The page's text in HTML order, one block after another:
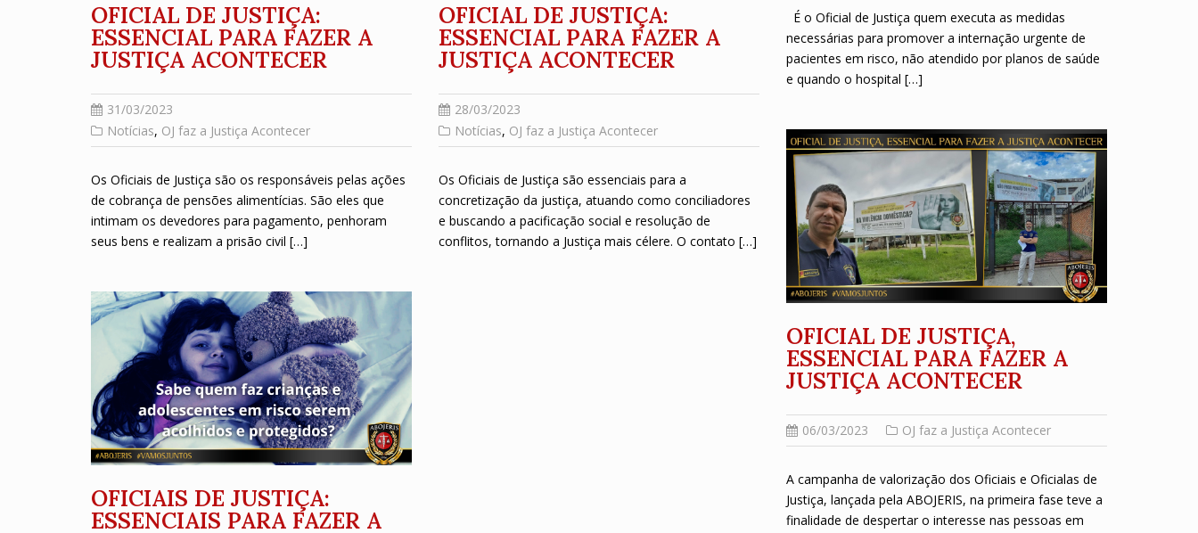
OFICIAL DE JUSTIÇA:
ESSENCIAL PARA FAZER A
JUSTIÇA ACONTECER
31/03/2023
Notícias, OJ faz a Justiça Acontecer
Os Oficiais de Justiça são os responsáveis pelas ações
de cobrança de pensões alimentícias. São eles que
intimam os devedores para pagamento, penhoram
seus bens e realizam a prisão civil […]
OFICIAL DE JUSTIÇA:
ESSENCIAL PARA FAZER A
JUSTIÇA ACONTECER
28/03/2023
Notícias, OJ faz a Justiça Acontecer
Os Oficiais de Justiça são essenciais para a
concretização da justiça, atuando como conciliadores
e buscando a pacificação social e resolução de
conflitos, tornando a Justiça mais célere. O contato […]
É o Oficial de Justiça quem executa as medidas
necessárias para promover a internação urgente de
pacientes em risco, não atendido por planos de saúde
e quando o hospital […]
OFICIAL DE JUSTIÇA,
ESSENCIAL PARA FAZER A
JUSTIÇA ACONTECER
06/03/2023 OJ faz a Justiça Acontecer
A campanha de valorização dos Oficiais e Oficialas de
Justiça, lançada pela ABOJERIS, na primeira fase teve a
finalidade de despertar o interesse nas pessoas em
OFICIAIS DE JUSTIÇA:
ESSENCIAIS PARA FAZER A